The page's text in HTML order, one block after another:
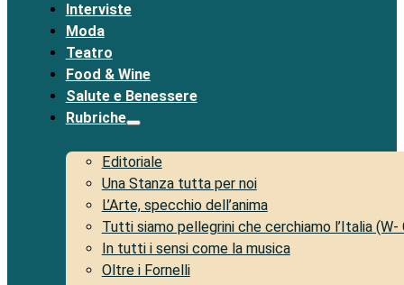
Interviste
Moda
Teatro
Food & Wine
Salute e Benessere
Rubriche
Editoriale
Una Stanza tutta per noi
L’Arte, specchio dell’anima
Tutti siamo pellegrini che cerchiamo l’Italia (W-
In tutti i sensi come la musica
Oltre i Fornelli